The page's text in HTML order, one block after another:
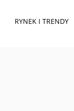
RYNEK I TRENDY